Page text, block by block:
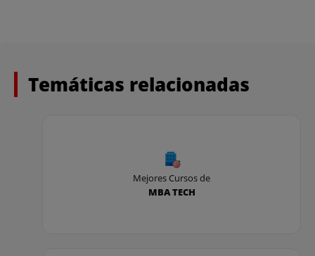
Temáticas relacionadas
Mejores Cursos de
MBA TECH